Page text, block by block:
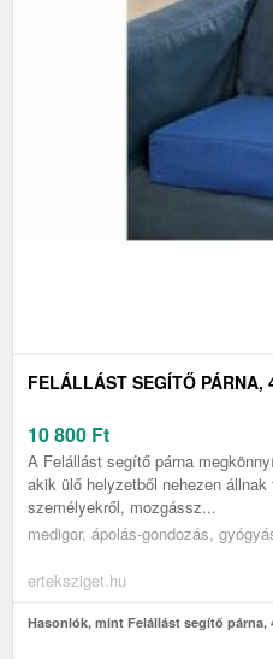
FELÁLLÁST SEGÍTŐ PÁRNA,
10 800 Ft
A Felállást segítő párna
akik ülő helyzetből nehezen
személyekről, mozgássz...
medigor, ápolás-gondozás,
erteksziget.hu
Hasonlók, mint Felállást segítő párna,